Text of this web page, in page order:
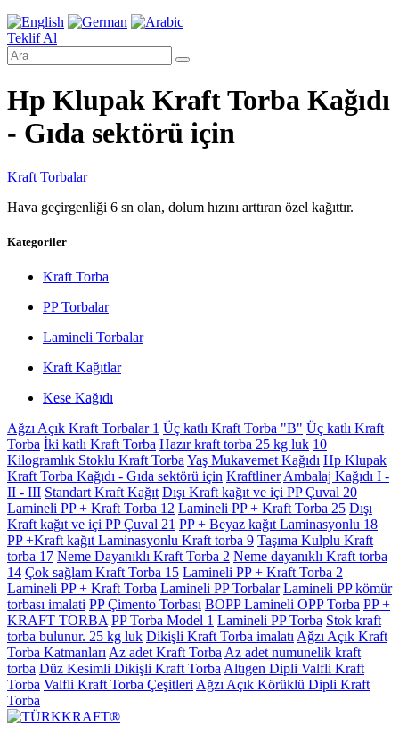
Teklif Al
Hp Klupak Kraft Torba Kağıdı
- Gıda sektörü için
Kraft Torbalar
Hava geçirgenliği 6 sn olan, dolum hızını arttıran özel kağıttır.
Kategoriler
Kraft Torba
PP Torbalar
Lamineli Torbalar
Kraft Kağıtlar
Kese Kağıdı
Ağzı Açık Kraft Torbalar 1 Üç katlı Kraft Torba "B" Üç katlı Kraft
Torba İki katlı Kraft Torba Hazır kraft torba 25 kg luk 10
Kilogramlık Stoklu Kraft Torba Yaş Mukavemet Kağıdı Hp Klupak
Kraft Torba Kağıdı - Gıda sektörü için Kraftliner Ambalaj Kağıdı I -
II - III Standart Kraft Kağıt Dışı Kraft kağıt ve içi PP Çuval 20
Lamineli PP + Kraft Torba 12 Lamineli PP + Kraft Torba 25 Dışı
Kraft kağıt ve içi PP Çuval 21 PP + Beyaz kağıt Laminasyonlu 18
PP +Kraft kağıt Laminasyonlu Kraft torba 9 Taşıma Kulplu Kraft
torba 17 Neme Dayanıklı Kraft Torba 2 Neme dayanıklı Kraft torba
14 Çok sağlam Kraft Torba 15 Lamineli PP + Kraft Torba 2
Lamineli PP + Kraft Torba Lamineli PP Torbalar Lamineli PP kömür
torbası imalati PP Çimento Torbası BOPP Lamineli OPP Torba PP +
KRAFT TORBA PP Torba Model 1 Lamineli PP Torba Stok kraft
torba bulunur. 25 kg luk Dikişli Kraft Torba imalatı Ağzı Açık Kraft
Torba Katmanları Az adet Kraft Torba Az adet numunelik kraft
torba Düz Kesimli Dikişli Kraft Torba Altıgen Dipli Valfli Kraft
Torba Valfli Kraft Torba Çeşitleri Ağzı Açık Körüklü Dipli Kraft
Torba